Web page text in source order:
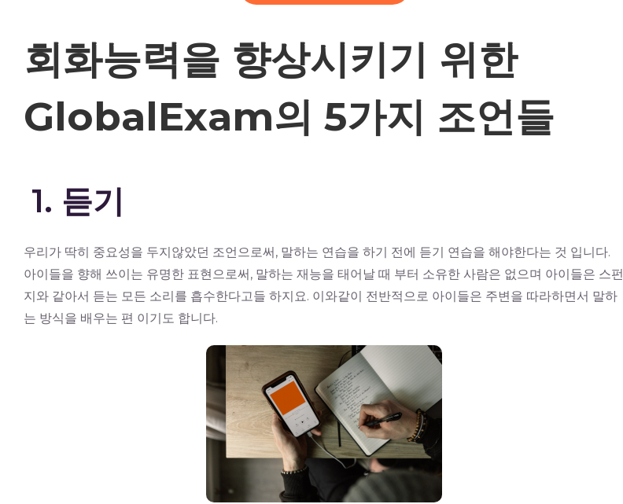
회화능력을 향상시키기 위한
GlobalExam의 5가지 조언들
1. 듣기
우리가 딱히 중요성을 두지않았던 조언으로써, 말하는 연습을 하기 전에 듣기 연습을 해야한다는 것 입니다.
아이들을 향해 쓰이는 유명한 표현으로써, 말하는 재능을 태어날 때 부터 소유한 사람은 없으며 아이들은 스펀
지와 같아서 듣는 모든 소리를 흡수한다고들 하지요. 이와같이 전반적으로 아이들은 주변을 따라하면서 말하
는 방식을 배우는 편 이기도 합니다.